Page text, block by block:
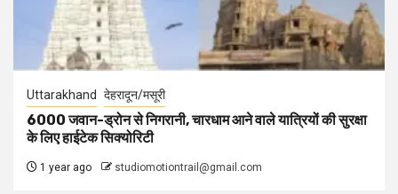
Uttarakhand देहरादून/मसूरी
6000 जवान-ड्रोन से निगरानी, चारधाम आने वाले यात्रियों की सुरक्षा
के लिए हाईटेक सिक्योरिटी
1 year ago studiomotiontrail@gmail.com